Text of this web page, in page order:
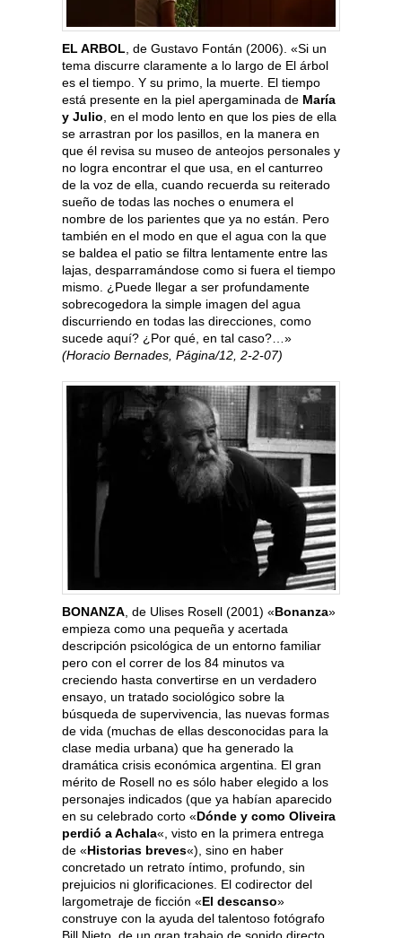
EL ARBOL, de Gustavo Fontán (2006). «Si un
tema discurre claramente a lo largo de El árbol
es el tiempo. Y su primo, la muerte. El tiempo
está presente en la piel apergaminada de María
y Julio, en el modo lento en que los pies de ella
se arrastran por los pasillos, en la manera en
que él revisa su museo de anteojos personales y
no logra encontrar el que usa, en el canturreo
de la voz de ella, cuando recuerda su reiterado
sueño de todas las noches o enumera el
nombre de los parientes que ya no están. Pero
también en el modo en que el agua con la que
se baldea el patio se filtra lentamente entre las
lajas, desparramándose como si fuera el tiempo
mismo. ¿Puede llegar a ser profundamente
sobrecogedora la simple imagen del agua
discurriendo en todas las direcciones, como
sucede aquí? ¿Por qué, en tal caso?…»
(Horacio Bernades, Página/12, 2-2-07)
BONANZA, de Ulises Rosell (2001) «Bonanza»
empieza como una pequeña y acertada
descripción psicológica de un entorno familiar
pero con el correr de los 84 minutos va
creciendo hasta convertirse en un verdadero
ensayo, un tratado sociológico sobre la
búsqueda de supervivencia, las nuevas formas
de vida (muchas de ellas desconocidas para la
clase media urbana) que ha generado la
dramática crisis económica argentina. El gran
mérito de Rosell no es sólo haber elegido a los
personajes indicados (que ya habían aparecido
en su celebrado corto «Dónde y como Oliveira
perdió a Achala«, visto en la primera entrega
de «Historias breves«), sino en haber
concretado un retrato íntimo, profundo, sin
prejuicios ni glorificaciones. El codirector del
largometraje de ficción «El descanso»
construye con la ayuda del talentoso fotógrafo